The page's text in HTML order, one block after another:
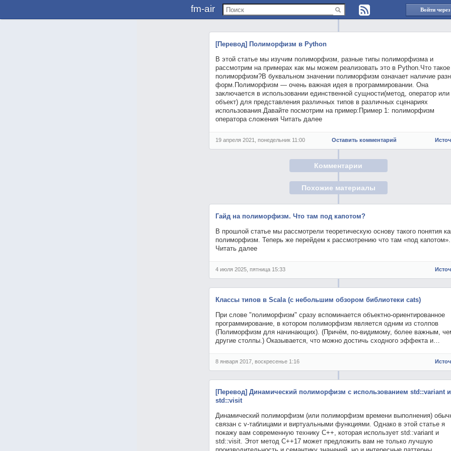
fm-air Войти
[Перевод] Полиморфизм в Python
В этой статье мы изучим полиморфизм, разные типы полиморфизма и
рассмотрим на примерах как мы можем реализовать это в Python.Что такое
полиморфизм?В буквальном значении полиморфизм означает наличие
форм.Полиморфизм — очень важная идея в программировании. Она
заключается в использовании единственной сущности(метод, оператор или
объект) для представления различных типов в различных сценариях
использования.Давайте посмотрим на пример:Пример 1: полиморфизм
оператора сложения Читать далее
19 апреля 2021, понедельник 11:00 Оставить комментарий
Комментарии
Похожие материалы
Гайд на полиморфизм. Что там под капотом?
В прошлой статье мы рассмотрели теоретическую основу такого понятия
полиморфизм. Теперь же перейдем к рассмотрению что там «под капотом».
Читать далее
4 июля 2025, пятница 15:33
Классы типов в Scala (с небольшим обзором библиотеки cats)
При слове "полиморфизм" сразу вспоминается объектно-ориентированное
программирование, в котором полиморфизм является одним из столпов
(Полиморфизм для начинающих). (Причём, по-видимому, более важным,
другие столпы.) Оказывается, что можно достичь сходного эффекта и…
8 января 2017, воскресенье 1:16
[Перевод] Динамический полиморфизм с использованием std::variant и
std::visit
Динамический полиморфизм (или полиморфизм времени выполнения)
связан с v-таблицами и виртуальными функциями. Однако в этой статье я
покажу вам современную технику C++, которая использует std::variant и
std::visit. Этот метод C++17 может предложить вам не только лучшую